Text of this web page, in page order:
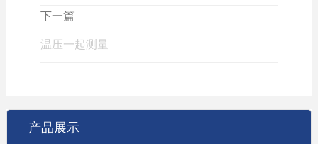
下一篇
温压一起测量
产品展示